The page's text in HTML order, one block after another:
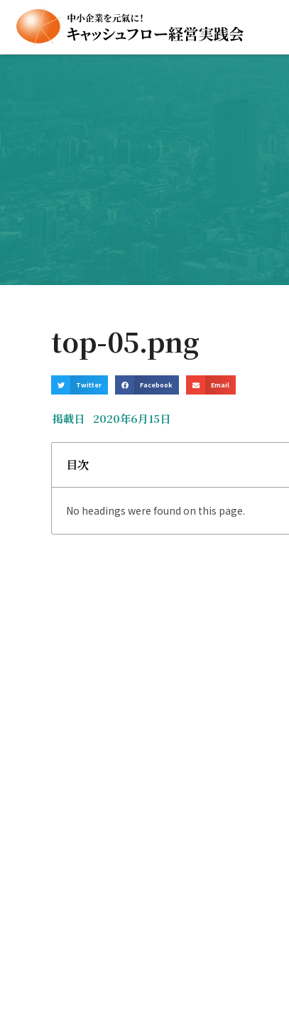
top-05.png
Twitter Facebook Email
掲載日 2020年6月15日
目次
No headings were found on this page.